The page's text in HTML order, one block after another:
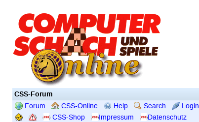
CSS-Forum
Forum CSS-Online Help Search
Login
CSS-Shop
Impressum Datenschutz